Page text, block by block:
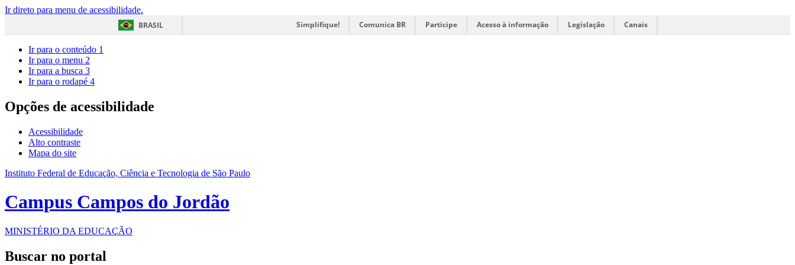
Ir direto para menu de acessibilidade.
BRASIL
Simplifique! Comunica BR Participe Acesso à informação Legislação Canais
Ir para o conteúdo 1
Ir para o menu 2
Ir para a busca 3
Ir para o rodapé 4
Opções de acessibilidade
Acessibilidade
Alto contraste
Mapa do site
Instituto Federal de Educação, Ciência e Tecnologia de São Paulo
Campus Campos do Jordão
MINISTÉRIO DA EDUCAÇÃO
Buscar no portal